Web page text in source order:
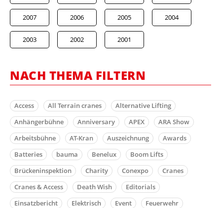
2007 2006 2005 2004
2003 2002 2001
NACH THEMA FILTERN
Access All Terrain cranes
Alternative Lifting
Anhängerbühne
Anniversary APEX
ARA Show
Arbeitsbühne
AT-Kran Auszeichnung
Awards
Batteries
bauma Benelux
Boom Lifts
Brückeninspektion
Charity Conexpo
Cranes
Cranes & Access
Death Wish
Editorials
Einsatzbericht
Elektrisch Event
Feuerwehr